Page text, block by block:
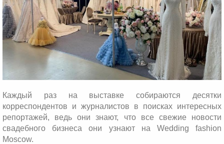
Каждый раз на выставке собираются десятки
корреспондентов и журналистов в поисках интересных
репортажей, ведь они знают, что все свежие новости
свадебного бизнеса они узнают на Wedding fashion
Moscow.